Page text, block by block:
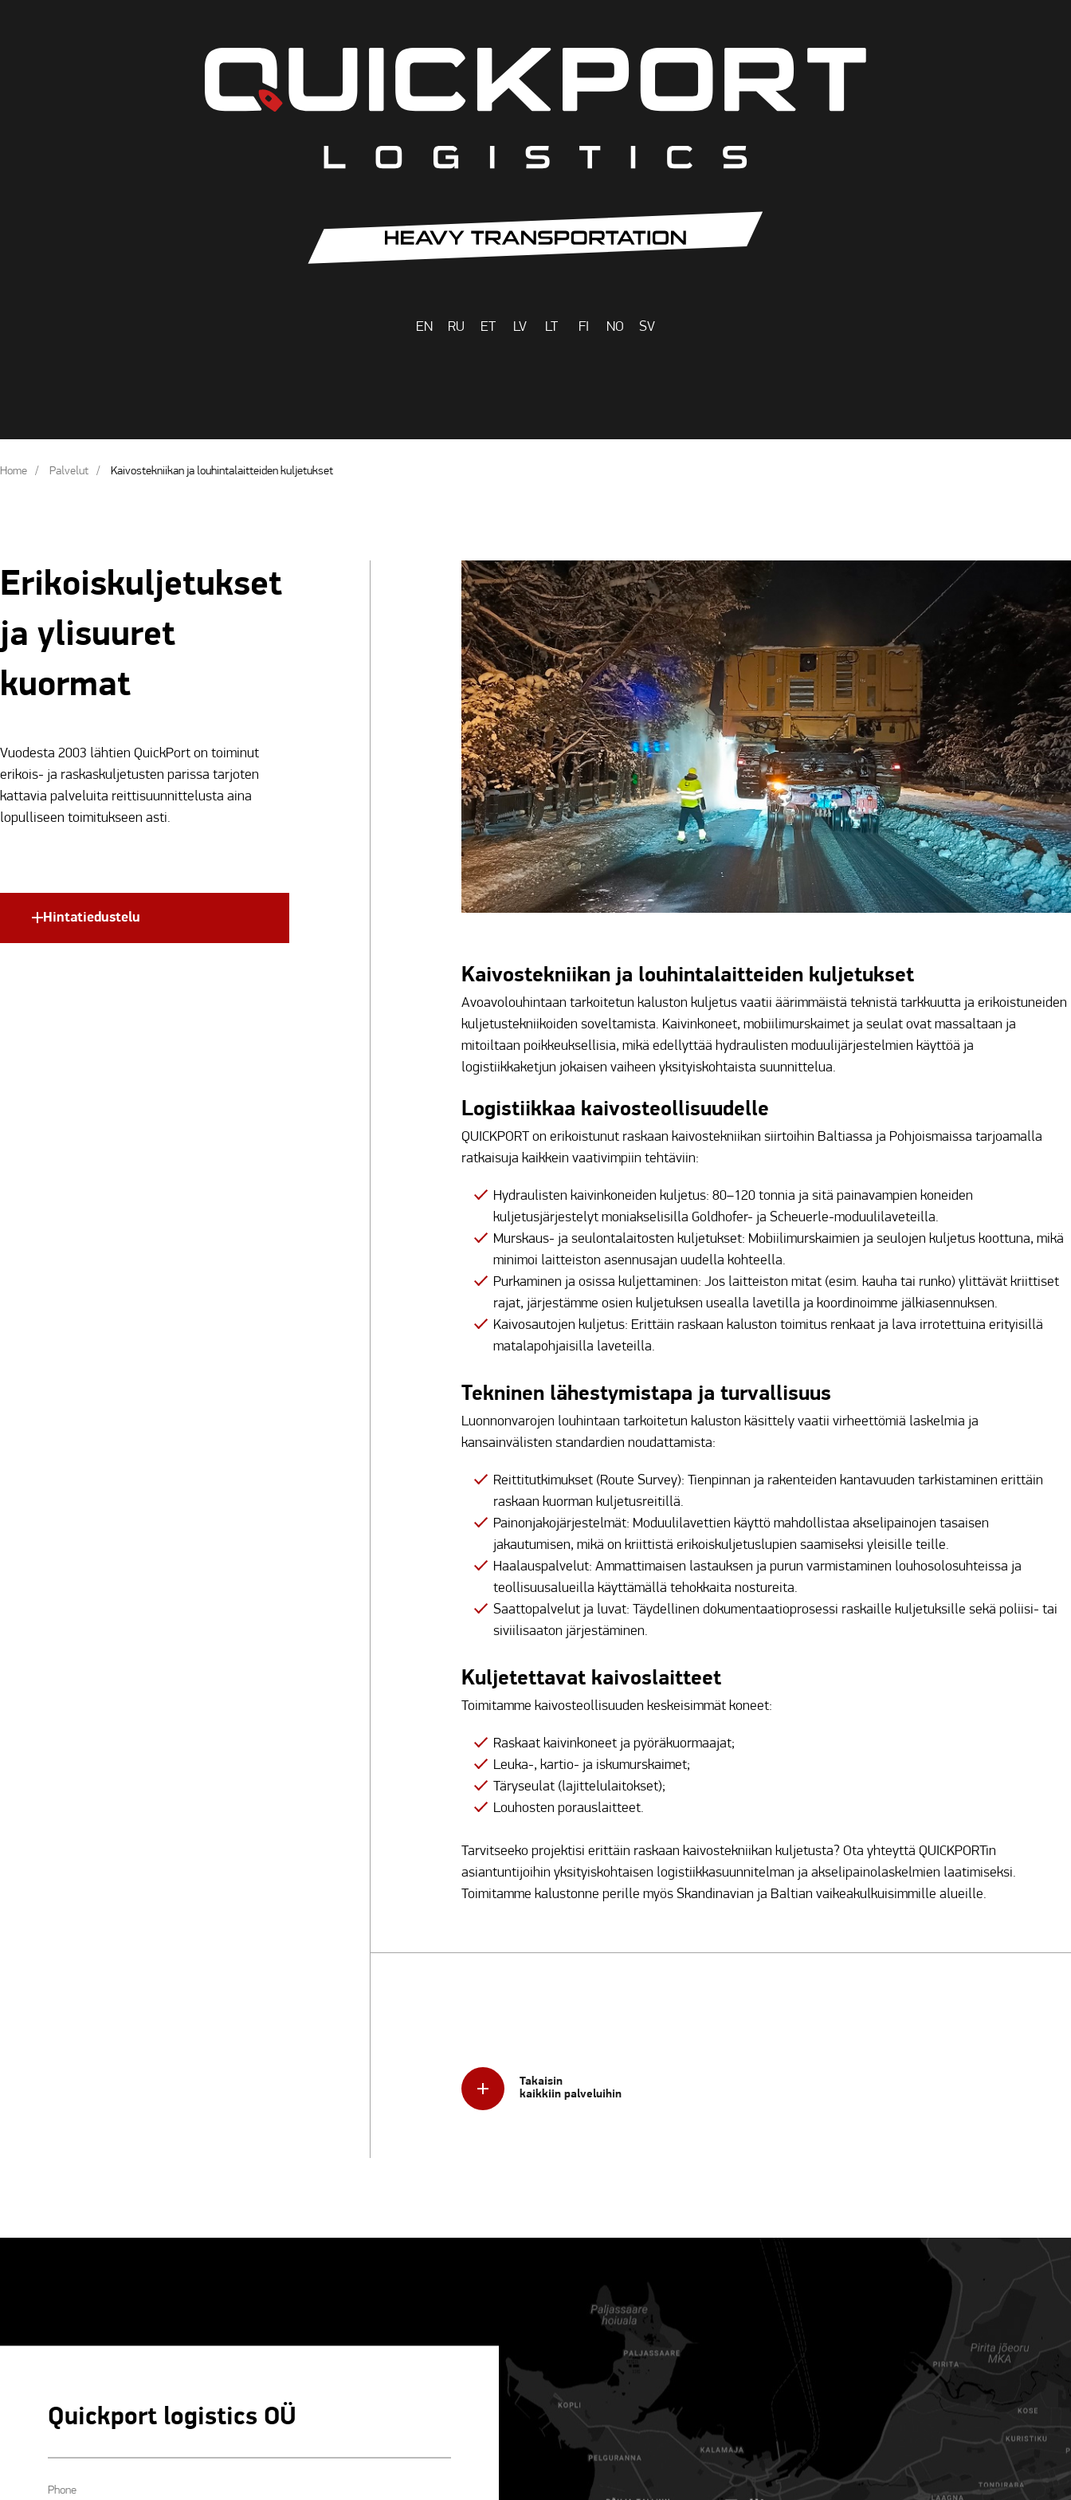
EN RU ET LV LT FI NO SV
Home Palvelut Kaivostekniikan ja louhintalaitteiden kuljetukset
Erikoiskuljetukset
ja ylisuuret
kuormat
Vuodesta 2003 lähtien QuickPort on toiminut
erikois- ja raskaskuljetusten parissa tarjoten
kattavia palveluita reittisuunnittelusta aina
lopulliseen toimitukseen asti.
Hintatiedustelu
Kaivostekniikan ja louhintalaitteiden kuljetukset
Avoavolouhintaan tarkoitetun kaluston kuljetus vaatii äärimmäistä teknistä tarkkuutta ja erikoistuneiden
kuljetustekniikoiden soveltamista. Kaivinkoneet, mobiilimurskaimet ja seulat ovat massaltaan ja
mitoiltaan poikkeuksellisia, mikä edellyttää hydraulisten moduulijärjestelmien käyttöä ja
logistiikkaketjun jokaisen vaiheen yksityiskohtaista suunnittelua.
Logistiikkaa kaivosteollisuudelle
QUICKPORT on erikoistunut raskaan kaivostekniikan siirtoihin Baltiassa ja Pohjoismaissa tarjoamalla
ratkaisuja kaikkein vaativimpiin tehtäviin:
Hydraulisten kaivinkoneiden kuljetus: 80–120 tonnia ja sitä painavampien koneiden
kuljetusjärjestelyt moniakselisilla Goldhofer- ja Scheuerle-moduulilaveteilla.
Murskaus- ja seulontalaitosten kuljetukset: Mobiilimurskaimien ja seulojen kuljetus koottuna, mikä
minimoi laitteiston asennusajan uudella kohteella.
Purkaminen ja osissa kuljettaminen: Jos laitteiston mitat (esim. kauha tai runko) ylittävät kriittiset
rajat, järjestämme osien kuljetuksen usealla lavetilla ja koordinoimme jälkiasennuksen.
Kaivosautojen kuljetus: Erittäin raskaan kaluston toimitus renkaat ja lava irrotettuina erityisillä
matalapohjaisilla laveteilla.
Tekninen lähestymistapa ja turvallisuus
Luonnonvarojen louhintaan tarkoitetun kaluston käsittely vaatii virheettömiä laskelmia ja
kansainvälisten standardien noudattamista:
Reittitutkimukset (Route Survey): Tienpinnan ja rakenteiden kantavuuden tarkistaminen erittäin
raskaan kuorman kuljetusreitillä.
Painonjakojärjestelmät: Moduulilavettien käyttö mahdollistaa akselipainojen tasaisen
jakautumisen, mikä on kriittistä erikoiskuljetuslupien saamiseksi yleisille teille.
Haalauspalvelut: Ammattimaisen lastauksen ja purun varmistaminen louhosolosuhteissa ja
teollisuusalueilla käyttämällä tehokkaita nostureita.
Saattopalvelut ja luvat: Täydellinen dokumentaatioprosessi raskaille kuljetuksille sekä poliisi- tai
siviilisaaton järjestäminen.
Kuljetettavat kaivoslaitteet
Toimitamme kaivosteollisuuden keskeisimmät koneet:
Raskaat kaivinkoneet ja pyöräkuormaajat;
Leuka-, kartio- ja iskumurskaimet;
Täryseulat (lajittelulaitokset);
Louhosten porauslaitteet.
Tarvitseeko projektisi erittäin raskaan kaivostekniikan kuljetusta? Ota yhteyttä QUICKPORTin
asiantuntijoihin yksityiskohtaisen logistiikkasuunnitelman ja akselipainolaskelmien laatimiseksi.
Toimitamme kalustonne perille myös Skandinavian ja Baltian vaikeakulkuisimmille alueille.
Takaisin
kaikkiin palveluihin
Quickport logistics OÜ
Phone